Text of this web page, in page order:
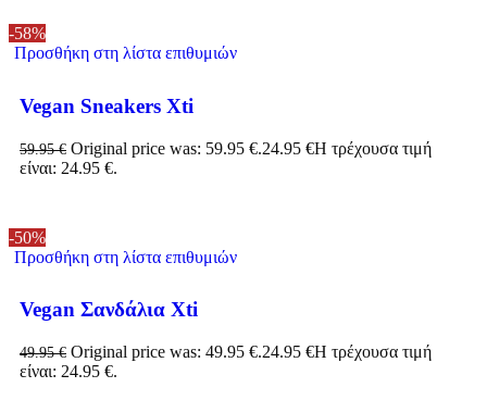
-58%
Προσθήκη στη λίστα επιθυμιών
Vegan Sneakers Xti
59.95€ Original price was: 59.95 €.24.95 €Η τρέχουσα τιμή
είναι: 24.95 €.
-50%
Προσθήκη στη λίστα επιθυμιών
Vegan Σανδάλια Xti
49.95€ Original price was: 49.95 €.24.95 €Η τρέχουσα τιμή
είναι: 24.95 €.